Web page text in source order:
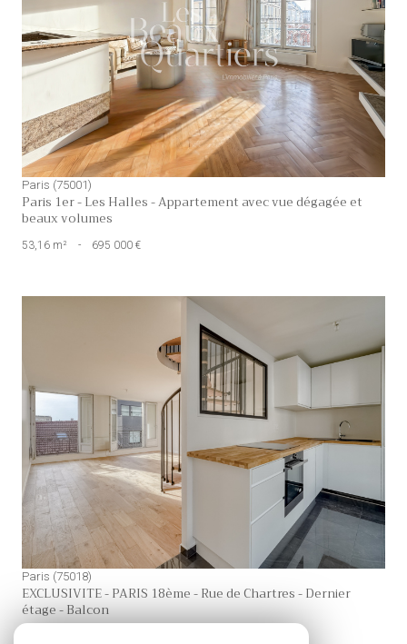
voir le bien
Paris (75001)
Paris 1er - Les Halles - Appartement avec vue dégagée et
beaux volumes
53,16 m² - 695 000 €
voir le bien
Paris (75018)
EXCLUSIVITE - PARIS 18ème - Rue de Chartres - Dernier
étage - Balcon